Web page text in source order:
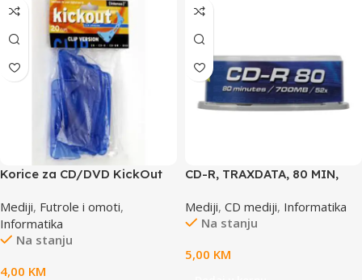
Korice za CD/DVD KickOut
Mediji, Futrole i omoti,
Informatika
Na stanju
4,00 KM
CD-R, TRAXDATA, 80 MIN,
Mediji, CD mediji, Informatika
Na stanju
5,00 KM